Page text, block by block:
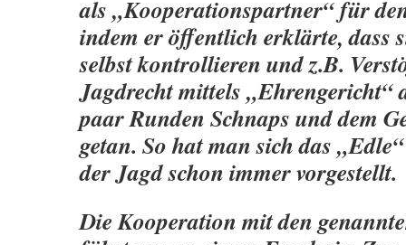
als „Kooperationspartner“ für
indem er öffentlich erklärte, dass
selbst kontrollieren und z.B.
Jagdrecht mittels „Ehrengericht“
paar Runden Schnaps und dem
getan. So hat man sich das
der Jagd schon immer vorgestellt.
Die Kooperation mit den